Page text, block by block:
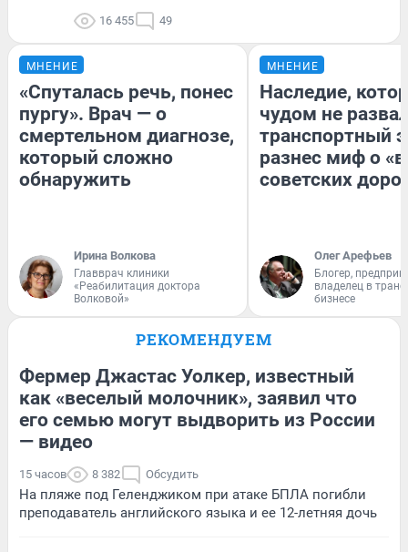
16 455 49
МНЕНИЕ
«Спуталась речь, понес
пургу». Врач — о
смертельном диагнозе,
который сложно
обнаружить
Ирина Волкова
Главврач клиники
«Реабилитация доктора
Волковой»
МНЕНИЕ
Наследие,
чудом не
транспортный
разнес миф о
советских
Олег Арефьев
Блогер,
владелец в
бизнесе
РЕКОМЕНДУЕМ
Фермер Джастас Уолкер, известный
как «веселый молочник», заявил что
его семью могут выдворить из России
— видео
15 часов 8 382 Обсудить
На пляже под Геленджиком при атаке БПЛА погибли
преподаватель английского языка и ее 12-летняя дочь